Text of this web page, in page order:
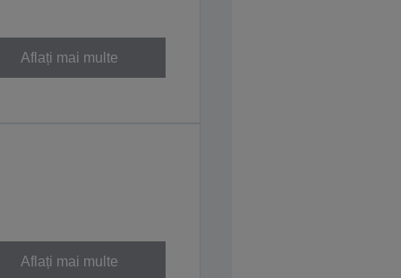
Aflați mai multe
Aflați mai multe